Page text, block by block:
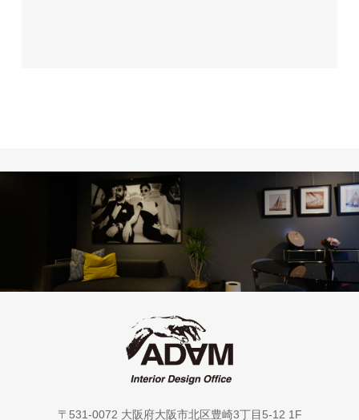
〒531-0072 大阪府大阪市北区豊崎3丁目5-12 1F